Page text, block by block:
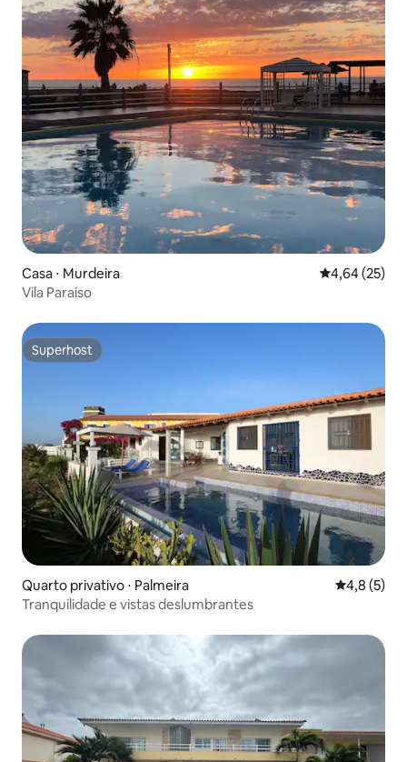
Casa ⋅ Murdeira 4,64 de uma
4,64 (25)
Vila Paraíso
Superhost
Superhost
Quarto privativo ⋅ Palmeira 4,8 de
4,8 (5)
Tranquilidade e vistas deslumbrantes